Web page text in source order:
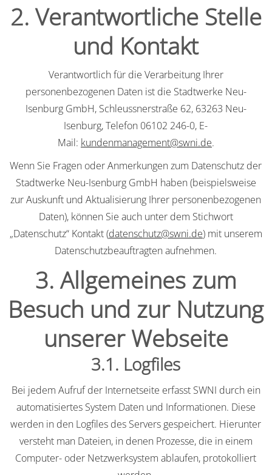
2. Verantwortliche Stelle
und Kontakt
Verantwortlich für die Verarbeitung Ihrer
personenbezogenen Daten ist die Stadtwerke Neu-
Isenburg GmbH, Schleussnerstraße 62, 63263 Neu-
Isenburg, Telefon 06102 246-0, E-
Mail: kundenmanagement@swni.de.
Wenn Sie Fragen oder Anmerkungen zum Datenschutz der
Stadtwerke Neu-Isenburg GmbH haben (beispielsweise
zur Auskunft und Aktualisierung Ihrer personenbezogenen
Daten), können Sie auch unter dem Stichwort
„Datenschutz“ Kontakt (datenschutz@swni.de) mit unserem
Datenschutzbeauftragten aufnehmen.
3. Allgemeines zum
Besuch und zur Nutzung
unserer Webseite
3.1. Logfiles
Bei jedem Aufruf der Internetseite erfasst SWNI durch ein
automatisiertes System Daten und Informationen. Diese
werden in den Logfiles des Servers gespeichert. Hierunter
versteht man Dateien, in denen Prozesse, die in einem
Computer- oder Netzwerksystem ablaufen, protokolliert